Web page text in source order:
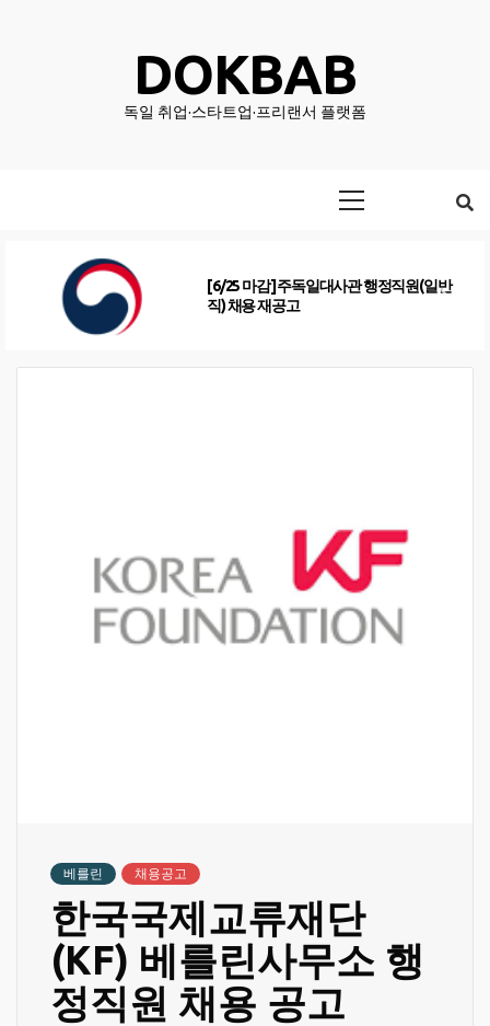
DOKBAB
독일 취업·스타트업·프리랜서 플랫폼
[6/25 마감] 주독일대사관 행정직원(일반
직) 채용 재공고
베를린 채용공고
한국국제교류재단
(KF) 베를린사무소 행
정직원 채용 공고